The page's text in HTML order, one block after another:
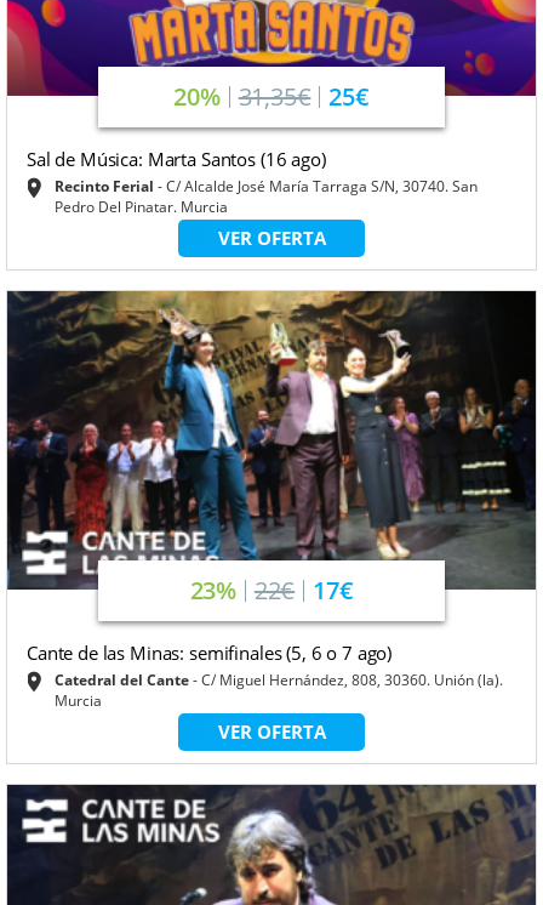
20% 31,35€ 25€
Sal de Música: Marta Santos (16 ago)
Recinto Ferial
C/ Alcalde José María Tarraga S/N, 30740. San
Pedro Del Pinatar. Murcia
VER OFERTA
23% 22€ 17€
Cante de las Minas: semifinales (5, 6 o 7 ago)
Catedral del Cante C/ Miguel Hernández, 808, 30360. Unión (la).
Murcia
VER OFERTA